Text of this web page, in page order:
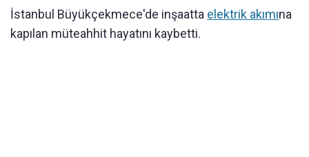
İstanbul Büyükçekmece'de inşaatta elektrik akımına
kapılan müteahhit hayatını kaybetti.